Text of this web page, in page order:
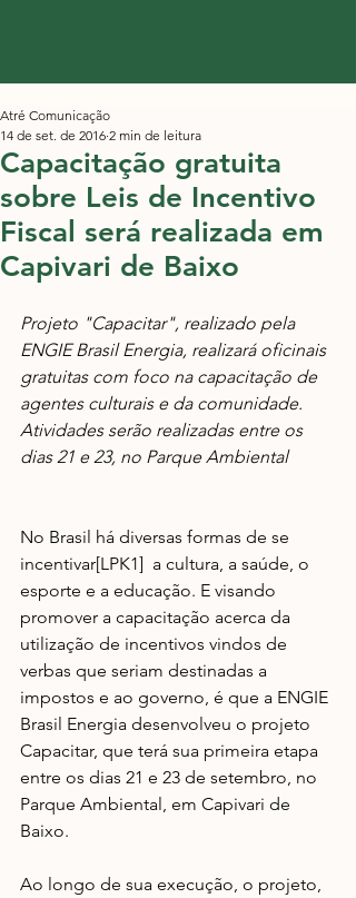
C​apacita​ção gratuita
sobre Leis de Incentivo
Fiscal será realizada em
Capivari de Baixo
Atré Comunicação
14 de set. de 2016 2 min de leitura
​Projeto "Capacitar", realizado pela
ENGIE Brasil Energia, realizará oficinais ​
gratuitas com foco na capacitação de
agentes culturais e da comunidade.
Atividades serão realizadas entre os
dias 21 e 23, no Parque Ambiental
No Brasil há diversas formas de se
incentivar[LPK1]  a cultura, a saúde, o
esporte e a educação. E visando
promover a capacitação acerca da
utilização de incentivos vindos de
verbas que seriam destinadas a
impostos e ao governo, é que a ENGIE
Brasil Energia desenvolveu o projeto
Capacitar, que terá sua primeira etapa
entre os dias 21 e 23 de setembro, no
Parque Ambiental, em Capivari de
Baixo.
Ao longo de sua execução, o projeto,